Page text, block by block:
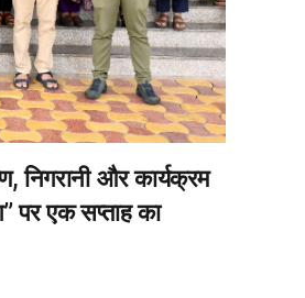
निगरानी और कार्यक्रम
पर एक सप्ताह का